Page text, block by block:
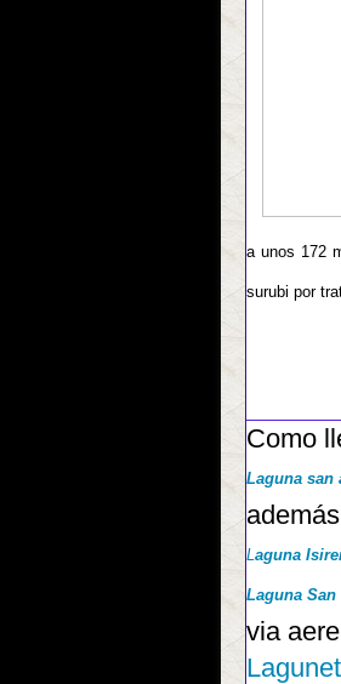
a unos 172
surubi por
Como
Laguna san
Laguna
Laguna
via